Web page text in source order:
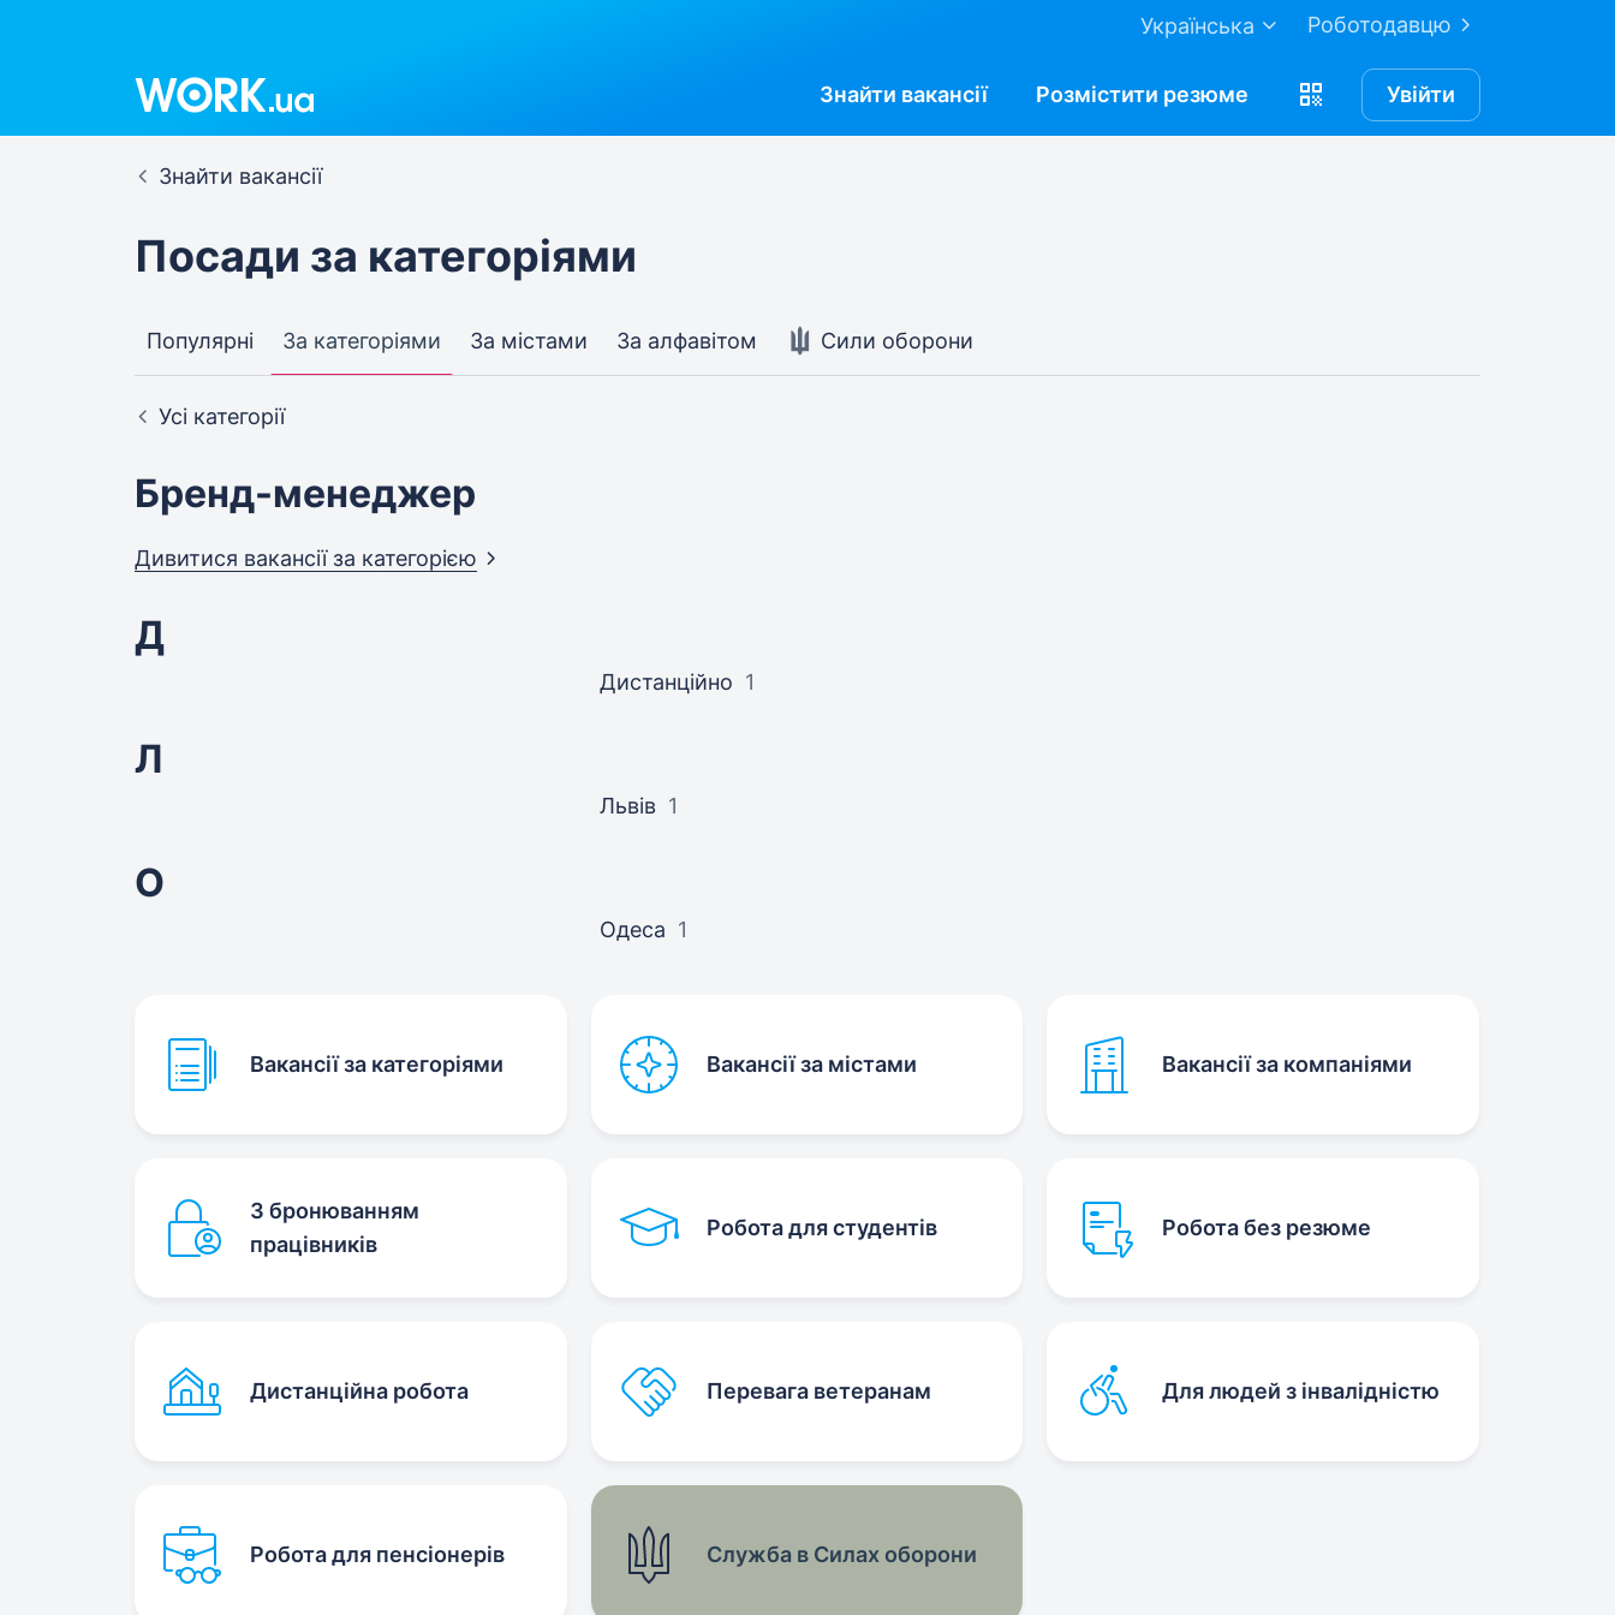
Роботодавцю
Українська
Знайти вакансії Розмістити резюме Увійти
Знайти вакансії
Посади за категоріями
Популярні За категоріями За містами За алфавітом Сили оборони
Усі категорії
Бренд-менеджер
Дивитися вакансії за категорією
Д
Дистанційно 1
Л
Львів 1
О
Одеса 1
Вакансії за категоріями Вакансії за містами Вакансії за компаніями
З бронюванням
працівників
Робота для студентів Робота без резюме
Дистанційна робота Перевага ветеранам Для людей з інвалідністю
Робота для пенсіонерів Служба в Силах оборони